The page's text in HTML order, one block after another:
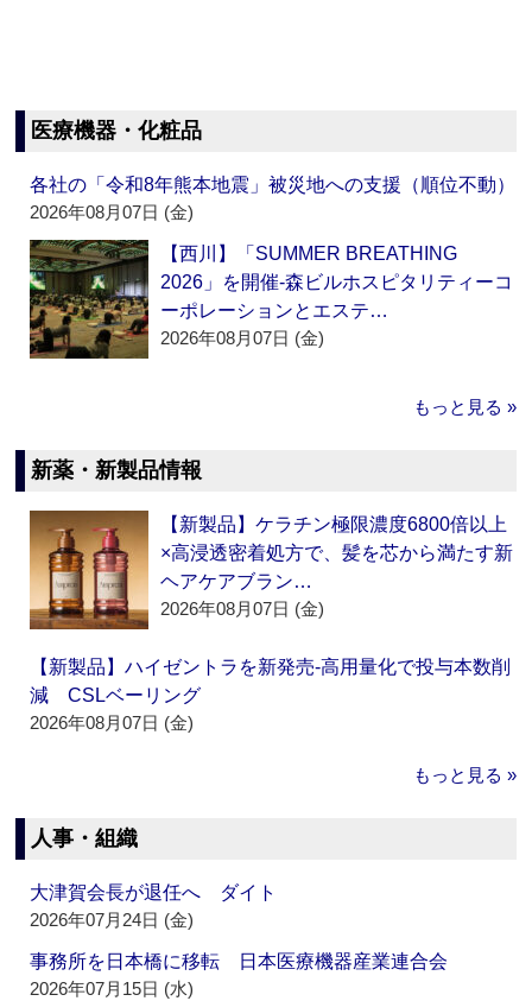
医療機器・化粧品
各社の「令和8年熊本地震」被災地への支援（順位不動）
2026年08月07日 (金)
【西川】「SUMMER BREATHING
2026」を開催‐森ビルホスピタリティーコ
ーポレーションとエステ…
2026年08月07日 (金)
もっと見る »
新薬・新製品情報
【新製品】ケラチン極限濃度6800倍以上
×高浸透密着処方で、髪を芯から満たす新
ヘアケアブラン…
2026年08月07日 (金)
【新製品】ハイゼントラを新発売‐高用量化で投与本数削
減 CSLベーリング
2026年08月07日 (金)
もっと見る »
人事・組織
大津賀会長が退任へ ダイト
2026年07月24日 (金)
事務所を日本橋に移転 日本医療機器産業連合会
2026年07月15日 (水)